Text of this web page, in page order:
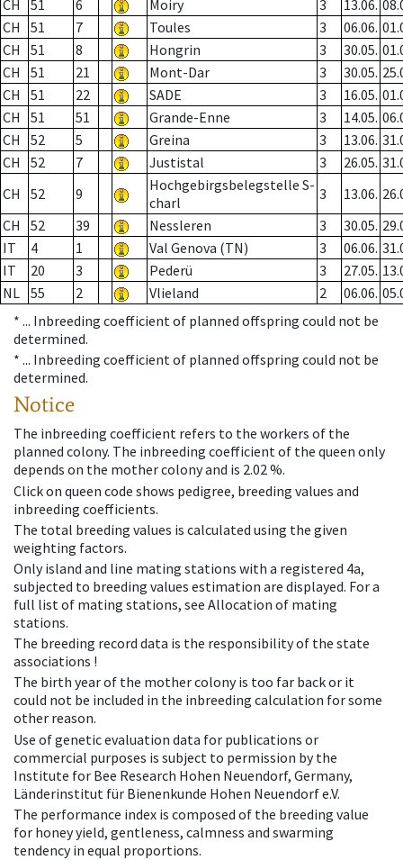
CH 51 6 Moiry 3 13.06.
CH
51 7 Toules 3 06.06.
CH
51 8 Hongrin 3 30.05.
CH
51 21 Mont-Dar 3 30.05.
CH
51 22 SADE 3 16.05.
CH
51 51 Grande-Enne 3 14.05.
CH
52 5 Greina 3 13.06.
CH
52 7 Justistal 3 26.05.
CH
52 9
Hochgebirgsbelegstelle S-
charl
3 13.06.
CH
52 39 Nessleren 3 30.05.
IT
4 1 Val Genova (TN) 3 06.06.
IT
20 3 Pederü 3 27.05.
NL 55 2 Vlieland 2 06.06.
* ... Inbreeding coefficient of planned offspring could not be
determined.
* ... Inbreeding coefficient of planned offspring could not be
determined.
Notice
The inbreeding coefficient refers to the workers of the
planned colony. The inbreeding coefficient of the queen only
depends on the mother colony and is 2.02 %.
Click on queen code shows pedigree, breeding values and
inbreeding coefficients.
The total breeding values is calculated using the given
weighting factors.
Only island and line mating stations with a registered 4a,
subjected to breeding values estimation are displayed. For a
full list of mating stations, see Allocation of mating
stations.
The breeding record data is the responsibility of the state
associations !
The birth year of the mother colony is too far back or it
could not be included in the inbreeding calculation for some
other reason.
Use of genetic evaluation data for publications or
commercial purposes is subject to permission by the
Institute for Bee Research Hohen Neuendorf, Germany,
Länderinstitut für Bienenkunde Hohen Neuendorf e.V.
The performance index is composed of the breeding value
for honey yield, gentleness, calmness and swarming
tendency in equal proportions.